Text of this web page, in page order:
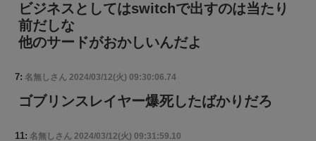
ビジネスとしてはswitchで出すのは当たり
前だしな
他のサードがおかしいんだよ
7: 名無しさん 2024/03/12(火) 09:30:06.74
ゴブリンスレイヤー爆死したばかりだろ
11: 名無しさん 2024/03/12(火) 09:31:59.10